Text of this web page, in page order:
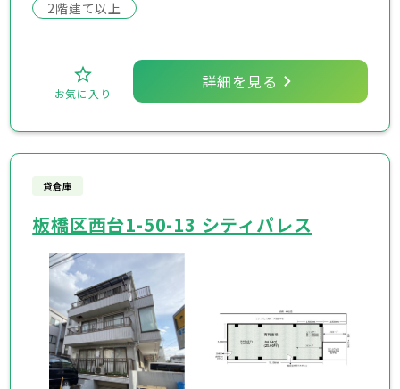
2階建て以上
お気に入り
詳細を見る
貸倉庫
板橋区西台1-50-13 シティパレス